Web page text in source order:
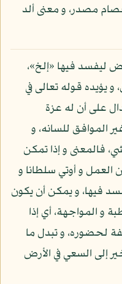
مصدر، و معنى ألد
ليفسد فيها «إلخ»،
و يؤيده قوله تعالى في
على أن له عزة
الموافق للسانه، و
فالمعنى و إذا تمكن
و أوتي سلطانا و
فيها، و يمكن أن يكون
و المواجهة، أي إذا
لحضوره، و تبدل ما
إلى السعي في الأرض